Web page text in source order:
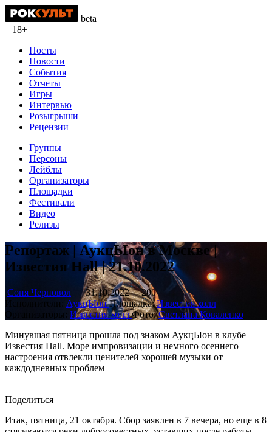
beta
18+
Посты
Новости
События
Отчеты
Игры
Интервью
Розыгрыши
Рецензии
Группы
Персоны
Лейблы
Организаторы
Площадки
Фестивали
Видео
Релизы
Репортаж | АукцЫон в Москве |
Известия Hall | 21.10.2022
Соня Черновол 31.10.2022
200
Исполнители: АукцЫонПлощадка:Известия холл
Организаторы: Известия холлФото:Светлана Коваленко
Минувшая пятница прошла под знаком АукцЫон в клубе
Известия Hall. Море импровизации и немного осеннего
настроения отвлекли ценителей хорошей музыки от
каждодневных проблем
Поделиться
Итак, пятница, 21 октября. Сбор заявлен в 7 вечера, но еще в 8